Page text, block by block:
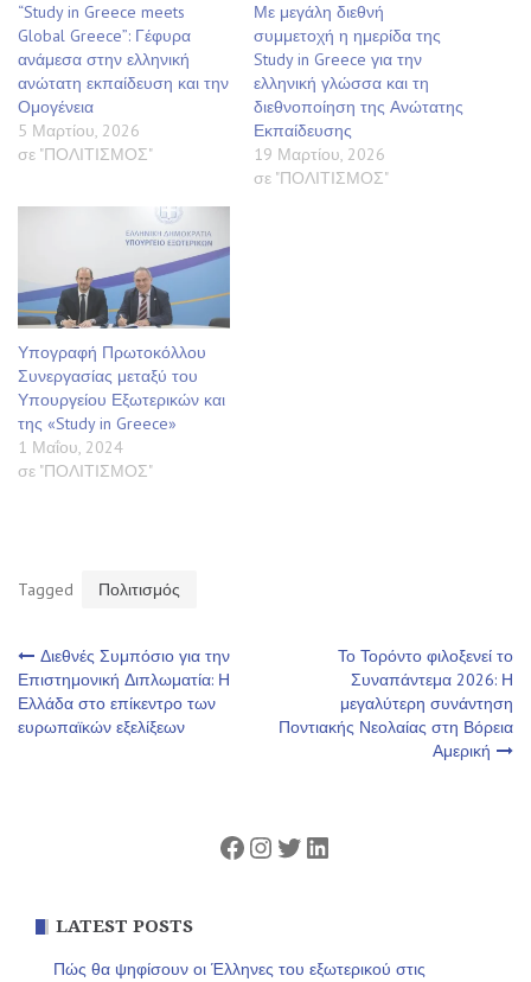
“Study in Greece meets
Global Greece”: Γέφυρα
ανάμεσα στην ελληνική
ανώτατη εκπαίδευση και την
Ομογένεια
5 Μαρτίου, 2026
σε "ΠΟΛΙΤΙΣΜΟΣ"
Με μεγάλη διεθνή
συμμετοχή η ημερίδα της
Study in Greece για την
ελληνική γλώσσα και τη
διεθνοποίηση της Ανώτατης
Εκπαίδευσης
19 Μαρτίου, 2026
σε "ΠΟΛΙΤΙΣΜΟΣ"
Υπογραφή Πρωτοκόλλου
Συνεργασίας μεταξύ του
Υπουργείου Εξωτερικών και
της «Study in Greece»
1 Μαΐου, 2024
σε "ΠΟΛΙΤΙΣΜΟΣ"
Tagged Πολιτισμός
Πλοήγηση
άρθρων
Διεθνές Συμπόσιο για την
Επιστημονική Διπλωματία: Η
Ελλάδα στο επίκεντρο των
ευρωπαϊκών εξελίξεων
Το Τορόντο φιλοξενεί το
Συναπάντεμα 2026: Η
μεγαλύτερη συνάντηση
Ποντιακής Νεολαίας στη Βόρεια
Αμερική
Facebook
Instagram
Twitter
Linkedin
LATEST POSTS
Πώς θα ψηφίσουν οι Έλληνες του εξωτερικού στις